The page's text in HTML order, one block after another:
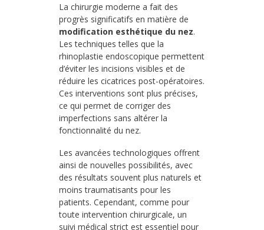
La chirurgie moderne a fait des
progrès significatifs en matière de
modification esthétique du nez.
Les techniques telles que la
rhinoplastie endoscopique permettent
d’éviter les incisions visibles et de
réduire les cicatrices post-opératoires.
Ces interventions sont plus précises,
ce qui permet de corriger des
imperfections sans altérer la
fonctionnalité du nez.
Les avancées technologiques offrent
ainsi de nouvelles possibilités, avec
des résultats souvent plus naturels et
moins traumatisants pour les
patients. Cependant, comme pour
toute intervention chirurgicale, un
suivi médical strict est essentiel pour